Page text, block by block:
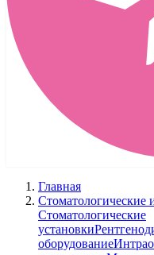
Главная
Стоматологические
Стоматологические
установки
оборудование